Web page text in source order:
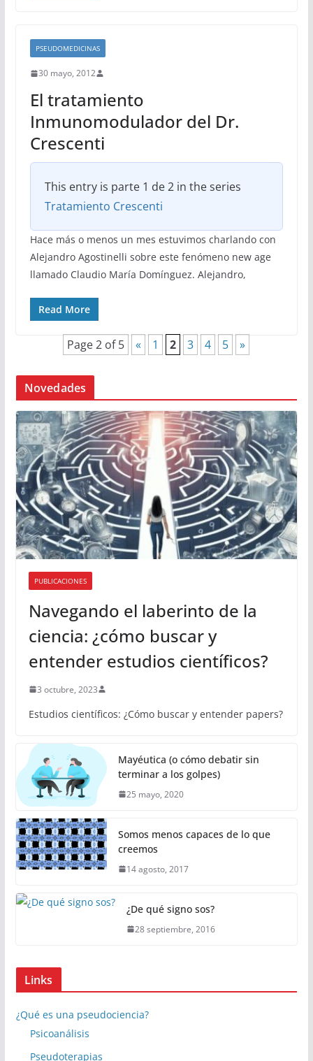
PSEUDOMEDICINAS
30 mayo, 2012
El tratamiento
Inmunomodulador del Dr.
Crescenti
This entry is parte 1 de 2 in the series
Tratamiento Crescenti
Hace más o menos un mes estuvimos charlando con
Alejandro Agostinelli sobre este fenómeno new age
llamado Claudio María Domínguez. Alejandro,
Read More
Page 2 of 5 « 1 2 3 4 5 »
Novedades
PUBLICACIONES
Navegando el laberinto de la
ciencia: ¿cómo buscar y
entender estudios científicos?
3 octubre, 2023
Estudios científicos: ¿Cómo buscar y entender papers?
Mayéutica (o cómo debatir sin
terminar a los golpes)
25 mayo, 2020
Somos menos capaces de lo que
creemos
14 agosto, 2017
¿De qué signo sos?
28 septiembre, 2016
Links
¿Qué es una pseudociencia?
Psicoanálisis
Pseudoterapias